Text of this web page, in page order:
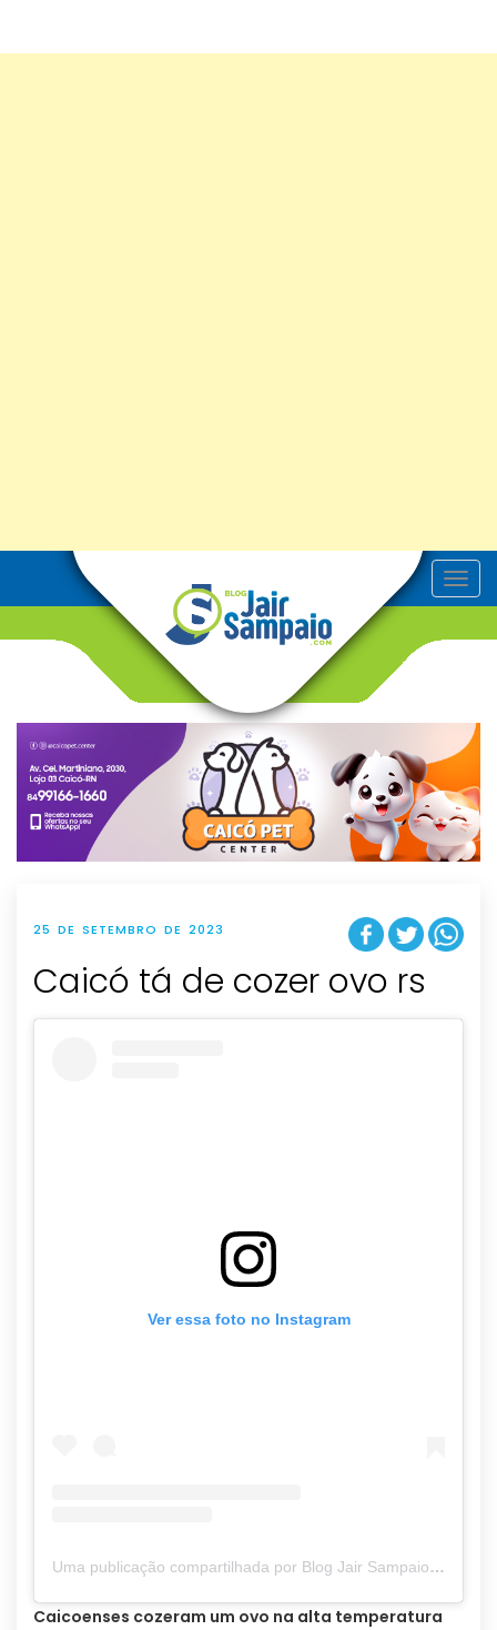
T
o
v
g
t
i
o
n
25 DE SETEMBRO DE 2023
Caicó tá de cozer ovo rs
Ver essa foto no Instagram
Uma publicação compartilhada por Blog Jair Sampaio (@blogjairsampaio_)
Caicoenses cozeram um ovo na alta temperatura